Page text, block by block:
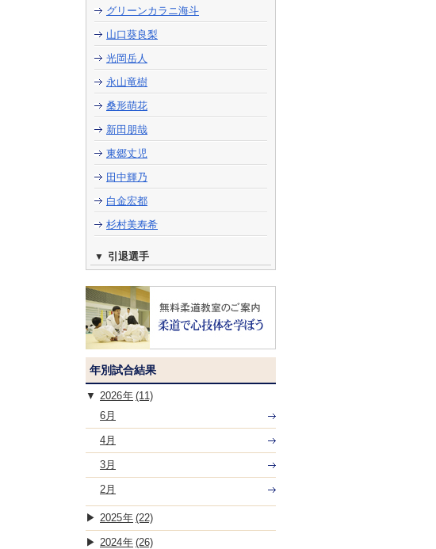
グリーンカラニ海斗
山口葵良梨
光岡岳人
永山竜樹
桑形萌花
新田朋哉
東郷丈児
田中輝乃
白金宏都
杉村美寿希
引退選手
年別試合結果
2026
(11)
6月
4月
3月
2月
2025 (22)
2024 (26)